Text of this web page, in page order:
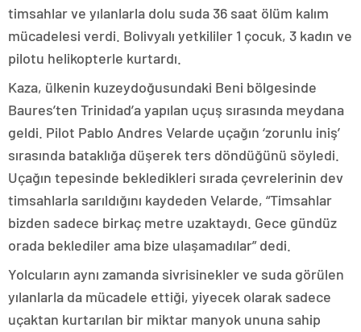
timsahlar ve yılanlarla dolu suda 36 saat ölüm kalım
mücadelesi verdi. Bolivyalı yetkililer 1 çocuk, 3 kadın ve
pilotu helikopterle kurtardı.
Kaza, ülkenin kuzeydoğusundaki Beni bölgesinde
Baures’ten Trinidad’a yapılan uçuş sırasında meydana
geldi. Pilot Pablo Andres Velarde uçağın ‘zorunlu iniş’
sırasında bataklığa düşerek ters döndüğünü söyledi.
Uçağın tepesinde bekledikleri sırada çevrelerinin dev
timsahlarla sarıldığını kaydeden Velarde, “Timsahlar
bizden sadece birkaç metre uzaktaydı. Gece gündüz
orada beklediler ama bize ulaşamadılar” dedi.
Yolcuların aynı zamanda sivrisinekler ve suda görülen
yılanlarla da mücadele ettiği, yiyecek olarak sadece
uçaktan kurtarılan bir miktar manyok ununa sahip